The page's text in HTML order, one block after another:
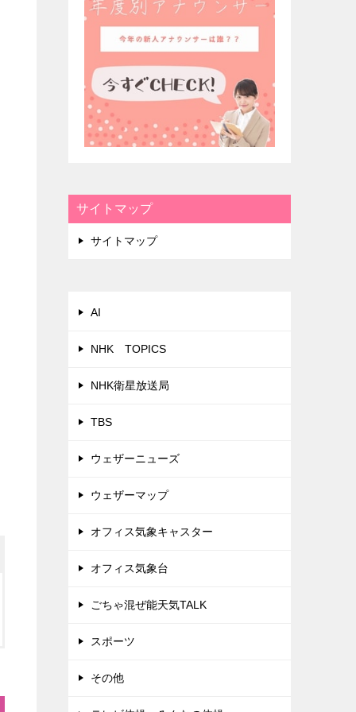
サイトマップ
サイトマップ
AI
NHK TOPICS
NHK衛星放送局
TBS
ウェザーニューズ
ウェザーマップ
オフィス気象キャスター
オフィス気象台
ごちゃ混ぜ能天気TALK
スポーツ
その他